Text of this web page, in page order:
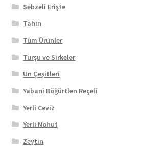
Sebzeli Erişte
Tahin
Tüm Ürünler
Turşu ve Sirkeler
Un Çeşitleri
Yabani Böğürtlen Reçeli
Yerli Ceviz
Yerli Nohut
Zeytin